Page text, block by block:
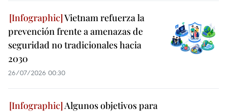
Vietnam refuerza la
prevención frente a amenazas de
seguridad no tradicionales hacia
2030
26/07/2026 00:30
Algunos objetivos para